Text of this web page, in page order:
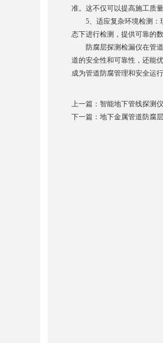
准。这不仅可以提高施工质
5、适应复杂环境检测：现
态下进行检测，提供可靠的
防腐层探测检漏仪在管道
道的安全性和可靠性，还能
成为管道防腐管理和安全运
上一篇： 智能地下管线探测
下一篇： 地下金属管道防腐